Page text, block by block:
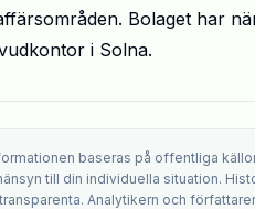
Bolaget har
i Solna.
baseras på offentliga
till din individuella situation.
Analytikern och